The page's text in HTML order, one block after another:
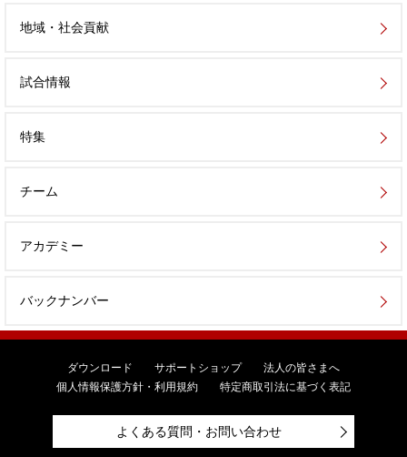
地域・社会貢献
試合情報
特集
チーム
アカデミー
バックナンバー
ダウンロード サポートショップ
法人の皆さまへ
個人情報保護方針・利用規約
特定商取引法に基づく表記
よくある質問・お問い合わせ